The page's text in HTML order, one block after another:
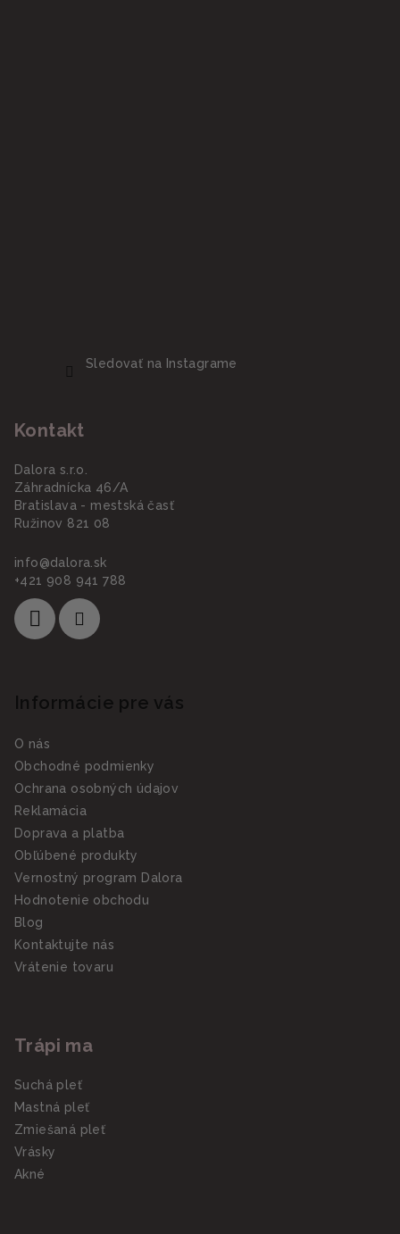
Sledovať na Instagrame
Kontakt
Dalora s.r.o.
Záhradnícka 46/A
Bratislava - mestská časť
Ružinov 821 08
info@dalora.sk
+421 908 941 788
Informácie pre vás
O nás
Obchodné podmienky
Ochrana osobných údajov
Reklamácia
Doprava a platba
Obľúbené produkty
Vernostný program Dalora
Hodnotenie obchodu
Blog
Kontaktujte nás
Vrátenie tovaru
Trápi ma
Suchá pleť
Mastná pleť
Zmiešaná pleť
Vrásky
Akné